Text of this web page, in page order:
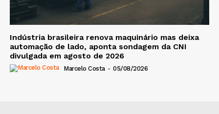
Indústria brasileira renova maquinário mas deixa
automação de lado, aponta sondagem da CNI
divulgada em agosto de 2026
Marcelo Costa - 05/08/2026